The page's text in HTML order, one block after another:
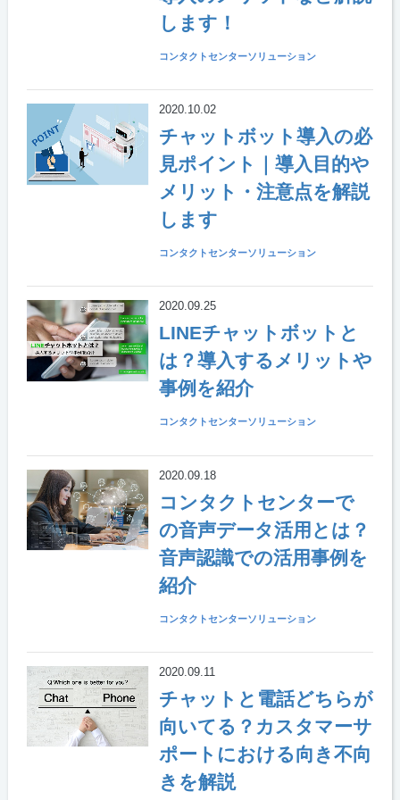
します！
コンタクトセンターソリューション
2020.10.02
チャットボット導入の必
見ポイント｜導入目的や
メリット・注意点を解説
します
コンタクトセンターソリューション
2020.09.25
LINEチャットボットと
は？導入するメリットや
事例を紹介
コンタクトセンターソリューション
2020.09.18
コンタクトセンターで
の音声データ活用とは？
音声認識での活用事例を
紹介
コンタクトセンターソリューション
2020.09.11
チャットと電話どちらが
向いてる？カスタマーサ
ポートにおける向き不向
きを解説